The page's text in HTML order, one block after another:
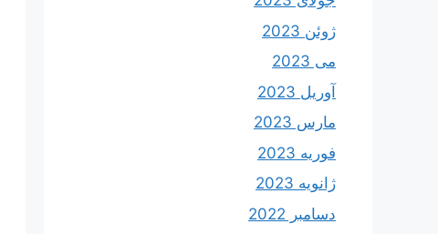
ژوئن 2023
می 2023
آوریل 2023
مارس 2023
فوریه 2023
ژانویه 2023
دسامبر 2022